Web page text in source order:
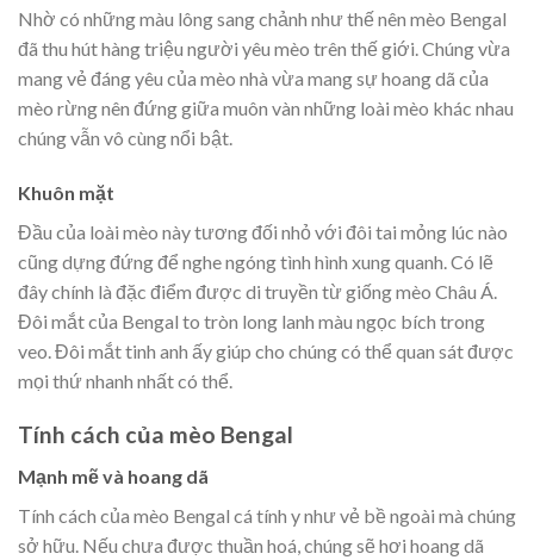
Nhờ có những màu lông sang chảnh như thế nên mèo Bengal
đã thu hút hàng triệu người yêu mèo trên thế giới. Chúng vừa
mang vẻ đáng yêu của mèo nhà vừa mang sự hoang dã của
mèo rừng nên đứng giữa muôn vàn những loài mèo khác nhau
chúng vẫn vô cùng nổi bật.
Khuôn mặt
Đầu của loài mèo này tương đối nhỏ với đôi tai mỏng lúc nào
cũng dựng đứng để nghe ngóng tình hình xung quanh. Có lẽ
đây chính là đặc điểm được di truyền từ giống mèo Châu Á.
Đôi mắt của Bengal to tròn long lanh màu ngọc bích trong
veo. Đôi mắt tinh anh ấy giúp cho chúng có thể quan sát được
mọi thứ nhanh nhất có thể.
Tính cách của mèo Bengal
Mạnh mẽ và hoang dã
Tính cách của mèo Bengal cá tính y như vẻ bề ngoài mà chúng
sở hữu. Nếu chưa được thuần hoá, chúng sẽ hơi hoang dã